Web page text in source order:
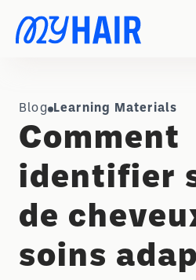
Blog Learning Materials
Comment
identifier
de
soins